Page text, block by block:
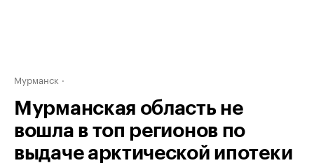
Мурманск
Мурманская область не
вошла в топ регионов по
выдаче арктической ипотеки